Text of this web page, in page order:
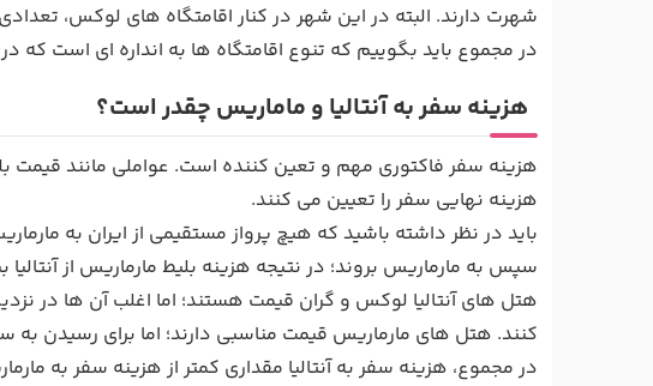
شهرت دارند. البته در این شهر در کنار اقامتگاه های لوکس،
در مجموع باید بگوییم که تنوع اقامتگاه ها به انداره ای است که
هزینه سفر به آنتالیا و ماماریس چقدر است؟
هزینه سفر فاکتوری مهم و تعین کننده است. عواملی مانند قیمت
هزینه نهایی سفر را تعیین می کنند.
باید در نظر داشته باشید که هیچ پرواز مستقیمی از ایران به
سپس به مارماریس بروند؛ در نتیجه هزینه بلیط مارماریس از
هتل های آنتالیا لوکس و گران قیمت هستند؛ اما اغلب آن ها در
کنند. هتل های مارماریس قیمت مناسبی دارند؛ اما برای رسیدن
در مجموع، هزینه سفر به آنتالیا مقداری کمتر از هزینه سفر به